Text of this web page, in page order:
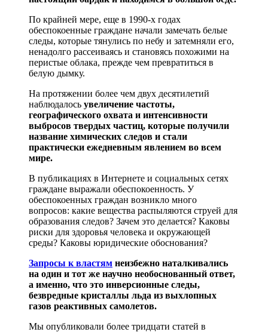
По крайней мере, еще в 1990-х годах
обеспокоенные граждане начали замечать белые
следы, которые тянулись по небу и затемняли его,
ненадолго рассеиваясь и становясь похожими на
перистые облака, прежде чем превратиться в
белую дымку.
На протяжении более чем двух десятилетий
наблюдалось увеличение частоты,
географического охвата и интенсивности
выбросов твердых частиц, которые получили
название химических следов и стали
практически ежедневным явлением во всем
мире.
В публикациях в Интернете и социальных сетях
граждане выражали обеспокоенность. У
обеспокоенных граждан возникло много
вопросов: какие вещества распыляются струей для
образования следов? Зачем это делается? Каковы
риски для здоровья человека и окружающей
среды? Каковы юридические обоснования?
Запросы к властям неизбежно наталкивались
на один и тот же научно необоснованный ответ,
а именно, что это инверсионные следы,
безвредные кристаллы льда из выхлопных
газов реактивных самолетов.
Мы опубликовали более тридцати статей в